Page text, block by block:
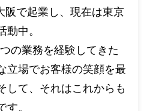
阪で起業し、現在は東京
動中。
の業務を経験してきた
立場でお客様の笑顔を最
して、それはこれからも
す。